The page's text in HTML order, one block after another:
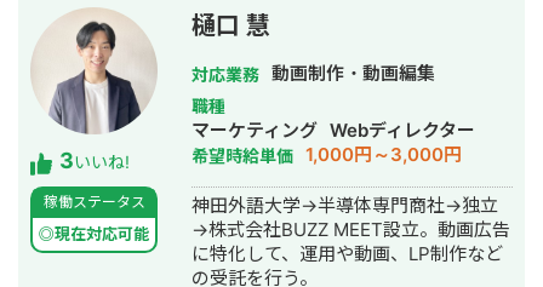
場ch」 18:40～
https://www.youtube.com/watch?
v=nQOg0VVft8c&t=1120s 公式LINEは
談も受け付けています。 興味がある方
は、お気軽にご連絡ください。
い者の生活支援を行う（約3年） ↓ フ
リーランスのLINE公式アカウント専門
コンサルタントとして活動する 【経
歴】 副業で、約2年間Webライター・
アフィリエイターとして活動する ↓ 実
店舗や某YouTuber（登録者数約2,500
人）のLINE公式アカウントの構築・運
用代行をし、売上を大幅にアップさせ
たことをキッカケにフリーランスの
LINEコンサルタントとして活動する。
2023年 株式会社エスプリット 代表取
締役に就任。 【主な実績】 ・LINE公式
3いいね!
稼働ステータス
◎現在対応可能
樋口 慧
対応業務 動画制作・動画編集
職種
マーケティング Webディレクター
希望時給単価 1,000円～3,000円
神田外語大学→半導体専門商社→独立
→株式会社BUZZ MEET設立。動画広告
に特化して、運用や動画、LP制作など
の受託を行う。